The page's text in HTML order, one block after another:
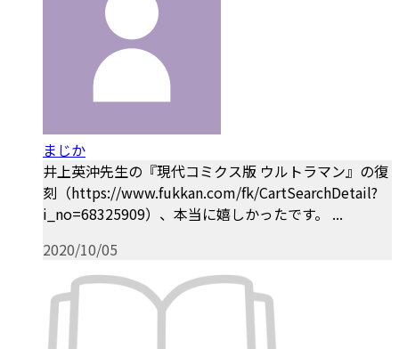
まじか
井上英沖先生の『現代コミクス版 ウルトラマン』の復
刻（https://www.fukkan.com/fk/CartSearchDetail?
i_no=68325909）、本当に嬉しかったです。 ...
2020/10/05